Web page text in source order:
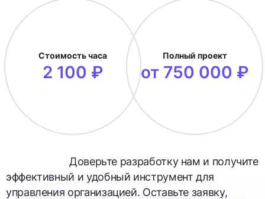
Стоимость часа
2 100 ₽
Полный проект
от 750 000 ₽
Доверьте разработку нам и получите
эффективный и удобный инструмент для
управления организацией. Оставьте заявку,